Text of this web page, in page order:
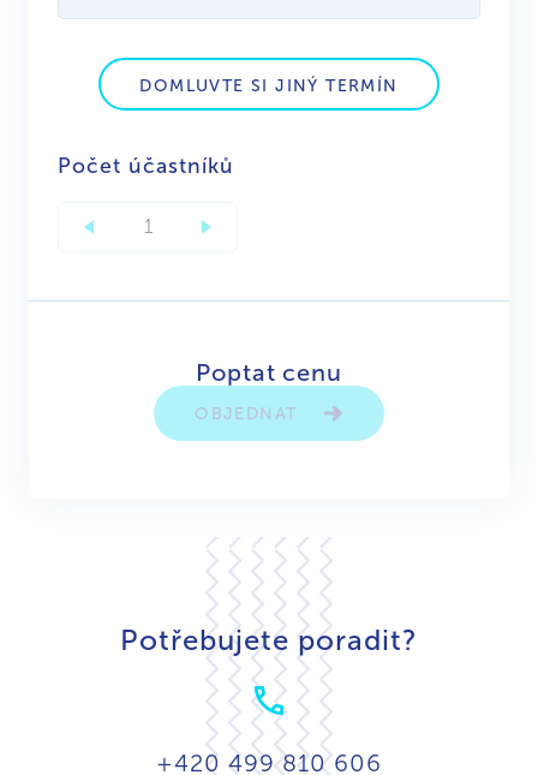
DOMLUVTE SI JINÝ TERMÍN
Počet účastníků
Poptat cenu
OBJEDNAT
Potřebujete poradit?
+420 499 810 606